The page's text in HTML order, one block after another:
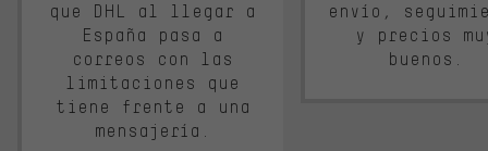
que DHL al llegar a
España pasa a
correos con las
limitaciones que
tiene frente a una
mensajería.
envío,
y precios
buenos.